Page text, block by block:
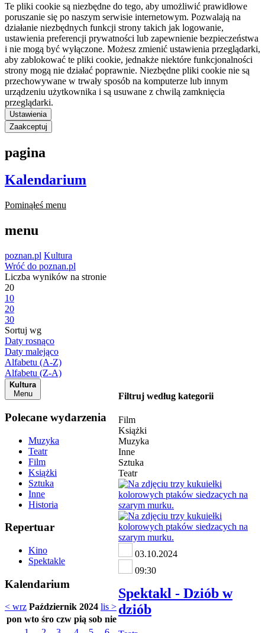
Te pliki cookie są niezbędne do tego, aby umożliwić prawidłowe
poruszanie się po naszym serwisie internetowym. Pozwalają na
działanie niezbędnych funkcji strony takich jak logowanie,
ustawienia preferencji prywatności lub zapewnienie bezpieczeństwa
i nie mogą być wyłączone. Możesz zmienić ustawienia przeglądarki,
aby zablokować te pliki cookie, jednakże niektóre funkcjonalności
strony mogą nie działać poprawnie. Niezbędne pliki cookie nie są
przechowywane w trwały sposób na komputerze lub innym
urządzeniu użytkownika i są usuwane z chwilą zamknięcia
przeglądarki.
Ustawienia
Zaakceptuj
pagina
Kalendarium
Pominąłeś menu
menu
poznan.pl Kultura
Wróć do poznan.pl
Liczba wyników na stronie
20
10
20
30
Sortuj wg
Daty rosnąco
Daty malejąco
Alfabetu (A-Z)
Alfabetu (Z-A)
Kultura
Menu
Polecane wydarzenia
Muzyka
Teatr
Film
Książki
Sztuka
Inne
Historia
Repertuar
Kino
Spektakle
Kalendarium
< wrz Październik 2024 lis >
pon wto śro czw pią sob nie
Filtruj według kategorii
Film
Książki
Muzyka
Inne
Sztuka
Teatr
03.10.2024
09:30
Spektakl - Dziób w
dziób